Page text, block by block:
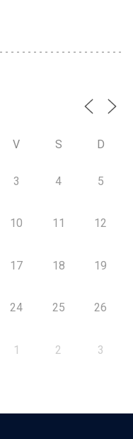
V S D
3 4 5
10 11 12
17 18 19
24 25 26
1 2 3